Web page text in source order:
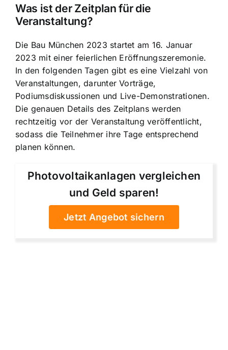
Was ist der Zeitplan für die
Veranstaltung?
Die Bau München 2023 startet am 16. Januar
2023 mit einer feierlichen Eröffnungszeremonie.
In den folgenden Tagen gibt es eine Vielzahl von
Veranstaltungen, darunter Vorträge,
Podiumsdiskussionen und Live-Demonstrationen.
Die genauen Details des Zeitplans werden
rechtzeitig vor der Veranstaltung veröffentlicht,
sodass die Teilnehmer ihre Tage entsprechend
planen können.
Photovoltaikanlagen vergleichen
und Geld sparen!
Jetzt Angebot sichern